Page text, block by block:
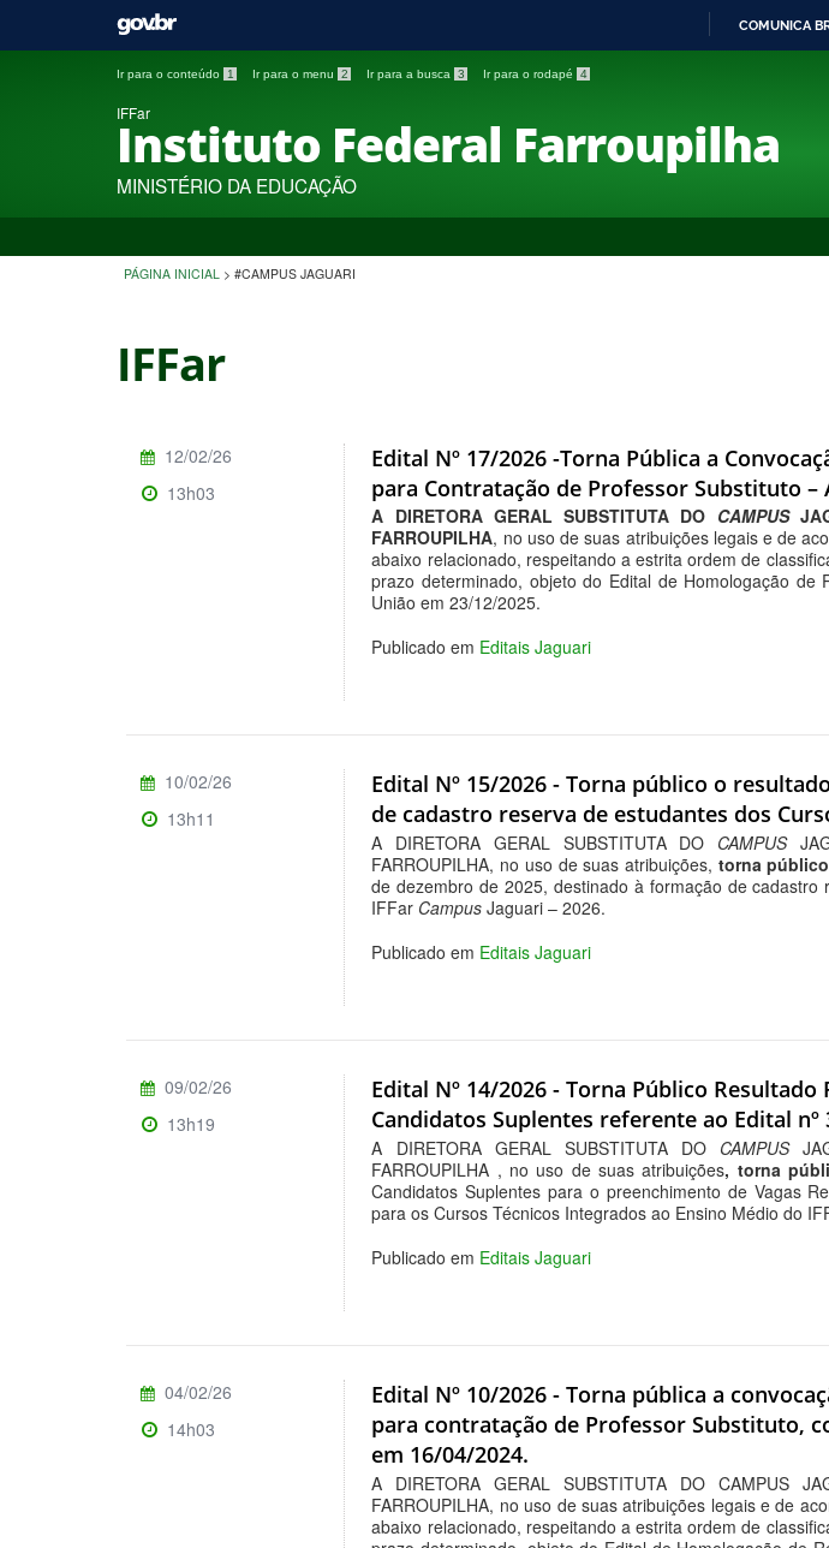
COMUNICA
Ir para o conteúdo 1 Ir para o menu 2 Ir para a busca 3 Ir para o rodapé 4
IFFar
Instituto Federal Farroupilha
MINISTÉRIO DA EDUCAÇÃO
PÁGINA INICIAL > #CAMPUS JAGUARI
IFFar
Edital Nº 17/2026 -Torna Pública a
para Contratação de Professor Substituto –
A DIRETORA GERAL SUBSTITUTA DO CAMPUS
FARROUPILHA, no uso de suas atribuições legais e de
abaixo relacionado, respeitando a estrita ordem de
prazo determinado, objeto do Edital de Homologação
União em 23/12/2025.
Publicado em Editais Jaguari
12/02/26
13h03
Edital Nº 15/2026 - Torna público o
de cadastro reserva de estudantes dos
A DIRETORA GERAL SUBSTITUTA DO CAMPUS
FARROUPILHA, no uso de suas atribuições, torna
de dezembro de 2025, destinado à formação de
IFFar CampusJaguari – 2026.
Publicado em Editais Jaguari
10/02/26
13h11
Edital Nº 14/2026 - Torna Público
Candidatos Suplentes referente ao Edital nº
A DIRETORA GERAL SUBSTITUTA DO CAMPUS
FARROUPILHA , no uso de suas atribuições, torna
Candidatos Suplentes para o preenchimento de Vagas
para os Cursos Técnicos Integrados ao Ensino Médio do
Publicado em Editais Jaguari
09/02/26
13h19
Edital Nº 10/2026 - Torna pública a
para contratação de Professor Substituto,
em 16/04/2024.
A DIRETORA GERAL SUBSTITUTA DO CAMPUS
FARROUPILHA, no uso de suas atribuições legais e de
abaixo relacionado, respeitando a estrita ordem de
04/02/26
14h03